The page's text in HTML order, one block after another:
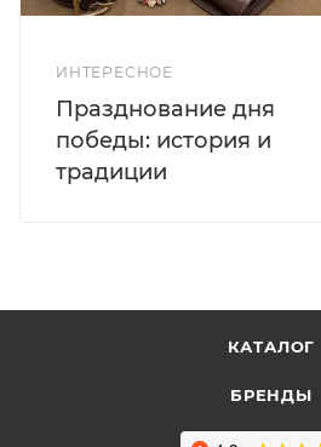
ИНТЕРЕСНОЕ
Празднование дня
победы: история и
традиции
КАТАЛОГ
БРЕНДЫ